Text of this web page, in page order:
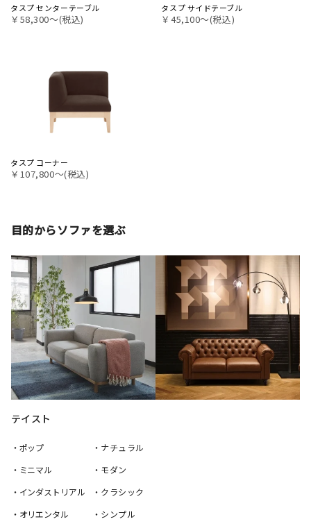
タスプ センターテーブル
￥58,300〜(税込)
タスプ サイドテーブル
￥45,100〜(税込)
タスプ コーナー
￥107,800〜(税込)
目的からソファを選ぶ
テイスト
・ポップ
・ミニマル
・インダストリアル
・オリエンタル
・ナチュラル
・モダン
・クラシック
・シンプル